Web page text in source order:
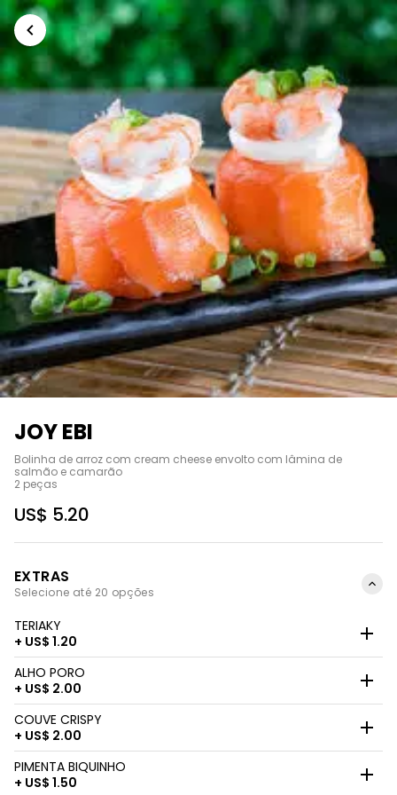
JOY EBI
Bolinha de arroz com cream cheese envolto com lâmina de
salmão e camarão
2 peças
US$ 5.20
EXTRAS
Selecione até 20 opções
TERIAKY
+ US$ 1.20
ALHO PORO
+ US$ 2.00
COUVE CRISPY
+ US$ 2.00
PIMENTA BIQUINHO
+ US$ 1.50